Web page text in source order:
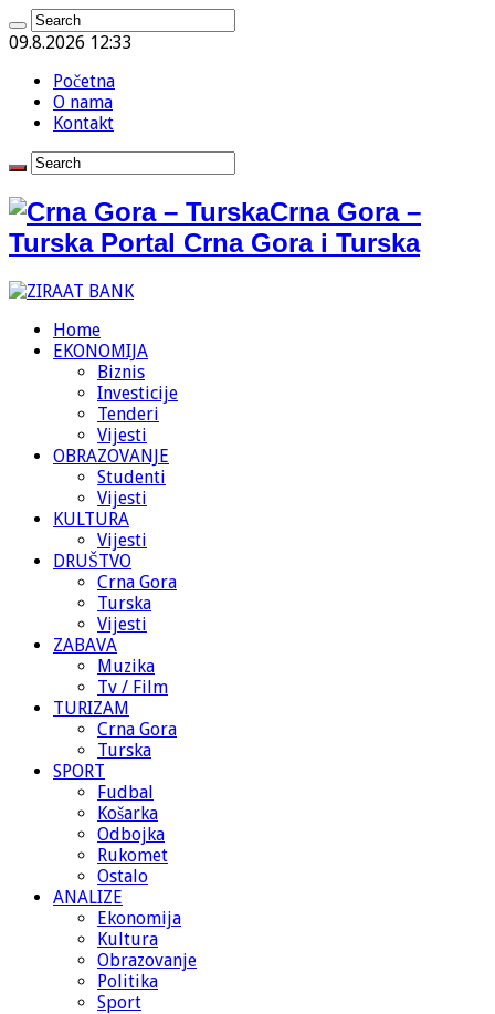
09.8.2026 12:33
Početna
O nama
Kontakt
Crna Gora –
Turska Portal Crna Gora i Turska
Home
EKONOMIJA
Biznis
Investicije
Tenderi
Vijesti
OBRAZOVANJE
Studenti
Vijesti
KULTURA
Vijesti
DRUŠTVO
Crna Gora
Turska
Vijesti
ZABAVA
Muzika
Tv / Film
TURIZAM
Crna Gora
Turska
SPORT
Fudbal
Košarka
Odbojka
Rukomet
Ostalo
ANALIZE
Ekonomija
Kultura
Obrazovanje
Politika
Sport